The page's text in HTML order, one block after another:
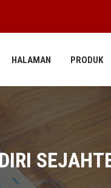
HALAMAN PRODUK